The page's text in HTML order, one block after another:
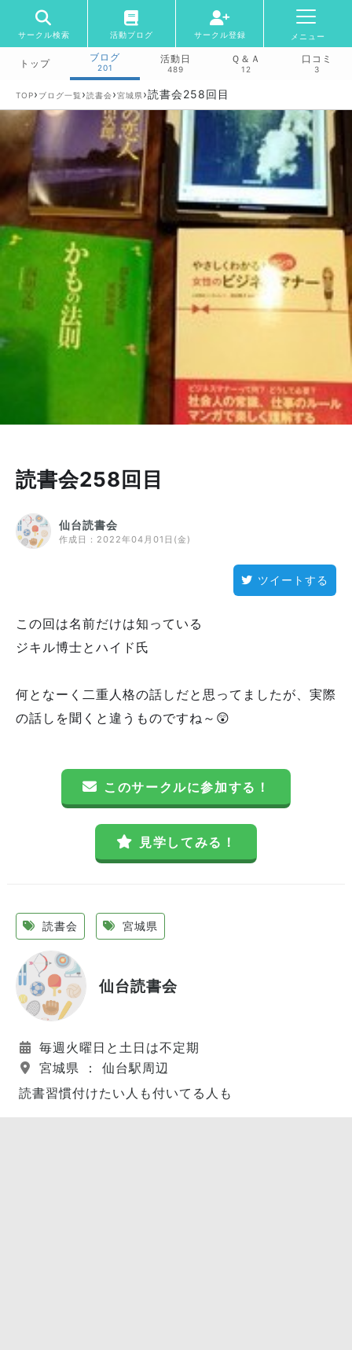
サークル検索 活動ブログ サークル登録 メニュー
トップ
ブログ
201
活動日
489
Ｑ＆Ａ
12
口コミ
3
TOP› ブログ一覧 ›読書会›宮城県›読書会258回目
読書会258回目
仙台読書会
作成日： 2022年04月01日(金)
ツイートする
この回は名前だけは知っている
ジキル博士とハイド氏
何となーく二重人格の話しだと思ってましたが、実際
の話しを聞くと違うものですね～😲
このサークルに参加する！
見学してみる！
読書会 宮城県
仙台読書会
毎週火曜日と土日は不定期
宮城県 ： 仙台駅周辺
読書習慣付けたい人も付いてる人も